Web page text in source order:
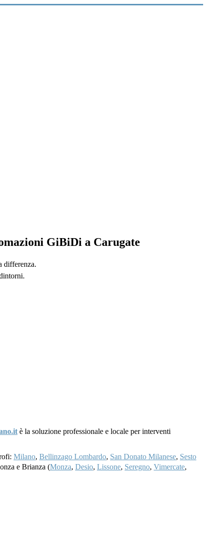
GiBiDi a Carugate
differenza.
è la soluzione professionale e locale per interventi
Milano, Bellinzago Lombardo, San Donato Milanese, Sesto
e Brianza (Monza, Desio, Lissone, Seregno, Vimercate,